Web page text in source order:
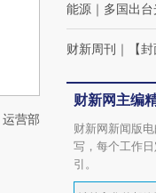
营部
能源 ｜ 多国出
财新周刊 ｜ 【
财新网主编
财新网新闻版
写，每个工作
引。